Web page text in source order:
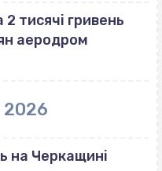
тисячі гривень
аеродром
2026
на Черкащині